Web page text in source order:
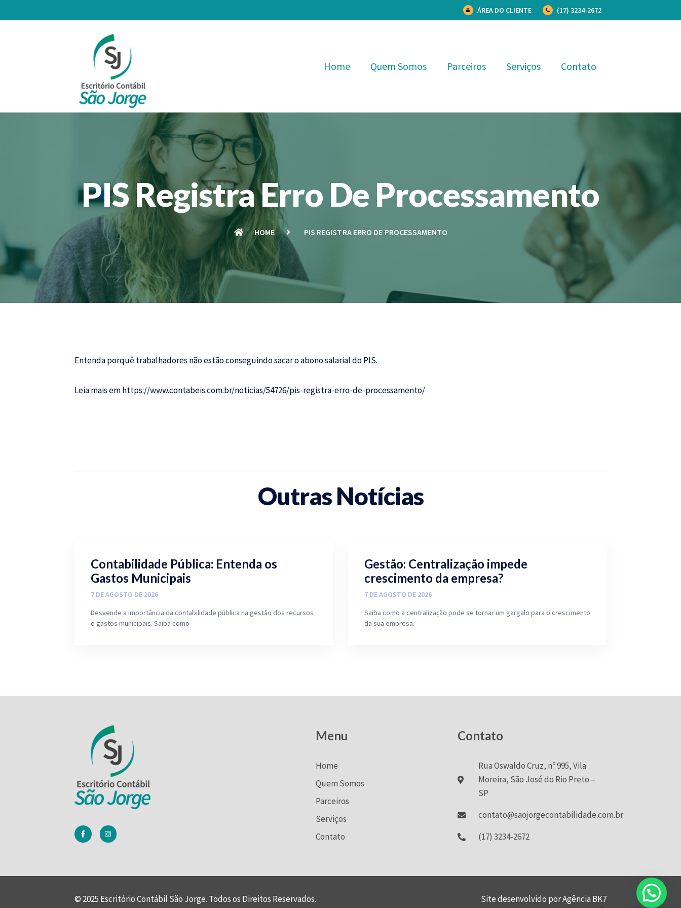
ÁREA DO CLIENTE (17) 3234-2672
Home Quem Somos Parceiros Serviços Contato
PIS Registra Erro De Processamento
HOME PIS REGISTRA ERRO DE PROCESSAMENTO
Entenda porquê trabalhadores não estão conseguindo sacar o abono salarial doPIS.
Leia mais emhttps://www.contabeis.com.br/noticias/54726/pis-registra-erro-de-processamento/
Outras Notícias
Contabilidade Pública: Entenda os
Gastos Municipais
7 DE AGOSTO DE 2026
Desvende a importância da contabilidade pública na gestão dos recursos
e gastos municipais. Saiba como
Gestão: Centralização impede
crescimento da empresa?
7 DE AGOSTO DE 2026
Saiba como a centralização pode se tornar um gargalo para o crescimento
da sua empresa.
Menu
Home
Quem Somos
Parceiros
Serviços
Contato
Contato
Rua Oswaldo Cruz, nº 995, Vila
Moreira, São José do Rio Preto –
SP
contato@saojorgecontabilidade.com.br
(17) 3234-2672
© 2025 Escritório Contábil São Jorge. Todos os Direitos Reservados. Site desenvolvido por Agência BK7